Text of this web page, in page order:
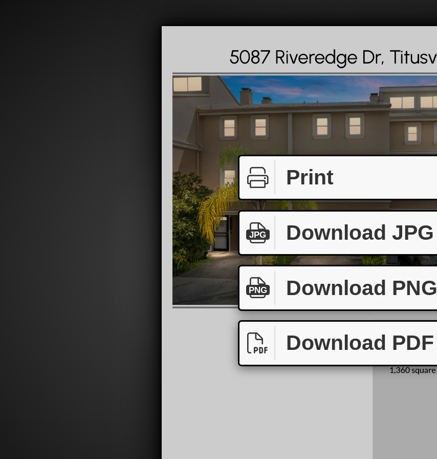
Print
JPG Download JPG
PNG Download PNG
Download PDF